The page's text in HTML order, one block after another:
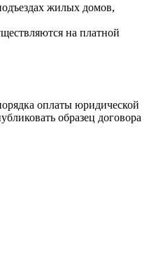
жилых домов,
на платной
оплаты юридической
образец договора